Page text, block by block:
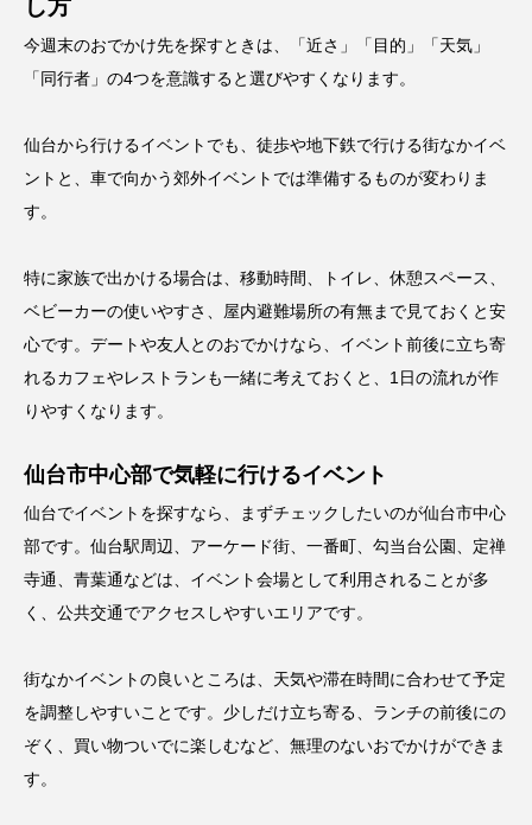
し方
今週末のおでかけ先を探すときは、「近さ」「目的」「天気」
「同行者」の4つを意識すると選びやすくなります。
仙台から行けるイベントでも、徒歩や地下鉄で行ける街なかイベ
ントと、車で向かう郊外イベントでは準備するものが変わりま
す。
特に家族で出かける場合は、移動時間、トイレ、休憩スペース、
ベビーカーの使いやすさ、屋内避難場所の有無まで見ておくと安
心です。デートや友人とのおでかけなら、イベント前後に立ち寄
れるカフェやレストランも一緒に考えておくと、1日の流れが作
りやすくなります。
仙台市中心部で気軽に行けるイベント
仙台でイベントを探すなら、まずチェックしたいのが仙台市中心
部です。仙台駅周辺、アーケード街、一番町、勾当台公園、定禅
寺通、青葉通などは、イベント会場として利用されることが多
く、公共交通でアクセスしやすいエリアです。
街なかイベントの良いところは、天気や滞在時間に合わせて予定
を調整しやすいことです。少しだけ立ち寄る、ランチの前後にの
ぞく、買い物ついでに楽しむなど、無理のないおでかけができま
す。